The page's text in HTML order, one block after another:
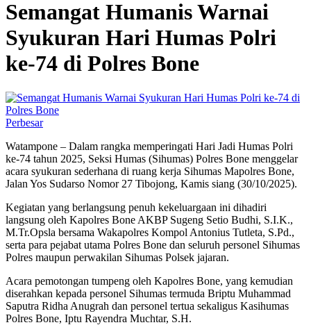
Semangat Humanis Warnai
Syukuran Hari Humas Polri
ke-74 di Polres Bone
Perbesar
Watampone – Dalam rangka memperingati Hari Jadi Humas Polri
ke-74 tahun 2025, Seksi Humas (Sihumas) Polres Bone menggelar
acara syukuran sederhana di ruang kerja Sihumas Mapolres Bone,
Jalan Yos Sudarso Nomor 27 Tibojong, Kamis siang (30/10/2025).
Kegiatan yang berlangsung penuh kekeluargaan ini dihadiri
langsung oleh Kapolres Bone AKBP Sugeng Setio Budhi, S.I.K.,
M.Tr.Opsla bersama Wakapolres Kompol Antonius Tutleta, S.Pd.,
serta para pejabat utama Polres Bone dan seluruh personel Sihumas
Polres maupun perwakilan Sihumas Polsek jajaran.
Acara pemotongan tumpeng oleh Kapolres Bone, yang kemudian
diserahkan kepada personel Sihumas termuda Briptu Muhammad
Saputra Ridha Anugrah dan personel tertua sekaligus Kasihumas
Polres Bone, Iptu Rayendra Muchtar, S.H.